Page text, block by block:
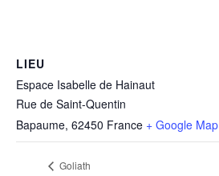
LIEU
Espace Isabelle de Hainaut
Rue de Saint-Quentin
Bapaume, 62450 France + Google Map
Goliath